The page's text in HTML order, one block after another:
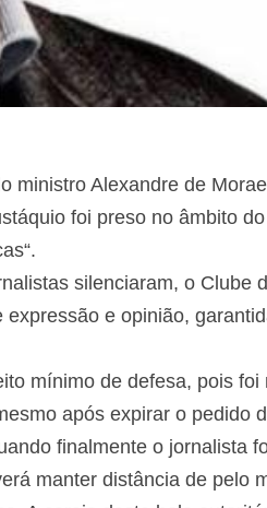
ministro Alexandre de
foi preso no âmbito do
silenciaram, o Clube
e opinião,
mínimo de defesa, pois foi
após expirar o pedido
finalmente o jornalista
manter distância de pelo